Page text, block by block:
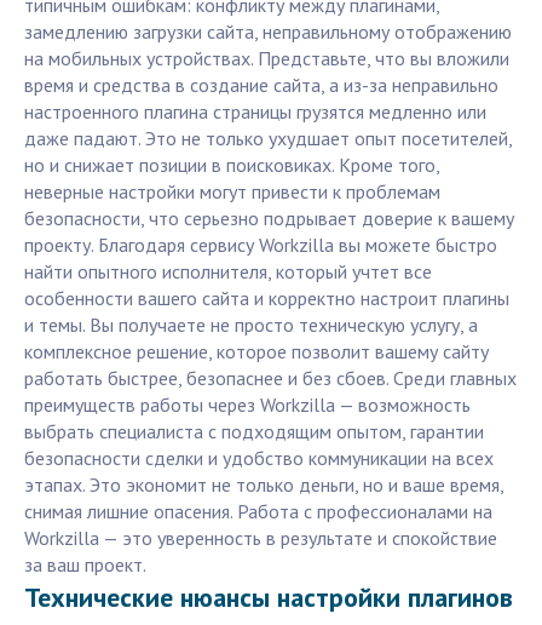
типичным ошибкам: конфликту между плагинами,
замедлению загрузки сайта, неправильному отображению
на мобильных устройствах. Представьте, что вы вложили
время и средства в создание сайта, а из-за неправильно
настроенного плагина страницы грузятся медленно или
даже падают. Это не только ухудшает опыт посетителей,
но и снижает позиции в поисковиках. Кроме того,
неверные настройки могут привести к проблемам
безопасности, что серьезно подрывает доверие к вашему
проекту. Благодаря сервису Workzilla вы можете быстро
найти опытного исполнителя, который учтет все
особенности вашего сайта и корректно настроит плагины
и темы. Вы получаете не просто техническую услугу, а
комплексное решение, которое позволит вашему сайту
работать быстрее, безопаснее и без сбоев. Среди главных
преимуществ работы через Workzilla — возможность
выбрать специалиста с подходящим опытом, гарантии
безопасности сделки и удобство коммуникации на всех
этапах. Это экономит не только деньги, но и ваше время,
снимая лишние опасения. Работа с профессионалами на
Workzilla — это уверенность в результате и спокойствие
за ваш проект.
Технические нюансы настройки плагинов